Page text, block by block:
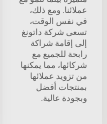
عملائنا. ومع ذلك،
في نفس الوقت،
تسعى شركة داتونغ
إلى إقامة شراكة
رابحة للجميع مع
شركائها، مما يمكنها
من تزويد عملائها
بمنتجات أفضل
وبجودة عالية.